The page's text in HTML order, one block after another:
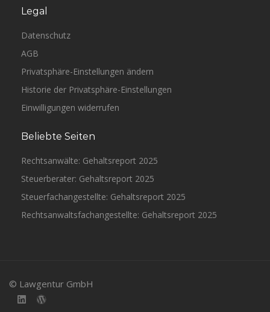
Legal
Datenschutz
AGB
Privatsphäre-Einstellungen ändern
Historie der Privatsphäre-Einstellungen
Einwilligungen widerrufen
Beliebte Seiten
Rechtsanwälte: Gehaltsreport 2025
Steuerberater: Gehaltsreport 2025
Steuerfachangestellte: Gehaltsreport 2025
Rechtsanwaltsfachangestellte: Gehaltsreport 2025
© Lawgentur GmbH